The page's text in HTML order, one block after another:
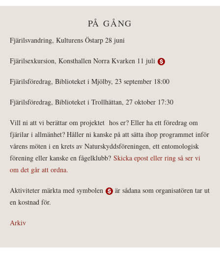
PÅ GÅNG
Fjärilsvandring, Kulturens Östarp 28 juni
Fjärilsexkursion, Konsthallen Norra Kvarken 11 juli
Fjärilsföredrag, Biblioteket i Mjölby, 23 september 18:00
Fjärilsföredrag, Biblioteket i Trollhättan, 27 oktober 17:30
Vill ni att vi berättar om projektet hos er? Eller ha ett föredrag om
fjärilar i allmänhet? Håller ni kanske på att sätta ihop programmet inför
vårens möten i en krets av Naturskyddsföreningen, ett entomologisk
förening eller kanske en fågelklubb? Skicka epost eller ring så ser vi
om det går att ordna.
Aktiviteter märkta med symbolen
är sådana som organisatören tar ut
en kostnad för.
Arkiv